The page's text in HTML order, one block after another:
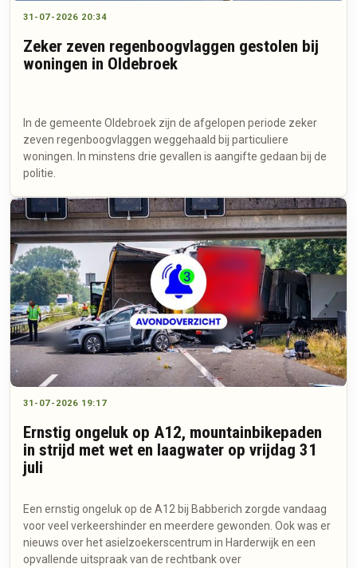
31-07-2026 20:34
Zeker zeven regenboogvlaggen gestolen bij
woningen in Oldebroek
In de gemeente Oldebroek zijn de afgelopen periode zeker
zeven regenboogvlaggen weggehaald bij particuliere
woningen. In minstens drie gevallen is aangifte gedaan bij de
politie.
31-07-2026 19:17
Ernstig ongeluk op A12, mountainbikepaden
in strijd met wet en laagwater op vrijdag 31
juli
Een ernstig ongeluk op de A12 bij Babberich zorgde vandaag
voor veel verkeershinder en meerdere gewonden. Ook was er
nieuws over het asielzoekerscentrum in Harderwijk en een
opvallende uitspraak van de rechtbank over